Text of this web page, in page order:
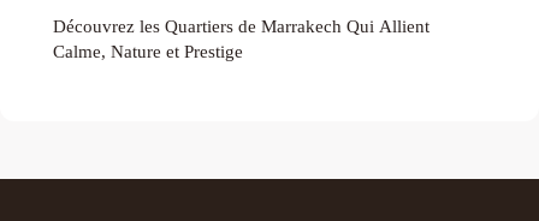
Découvrez les Quartiers de Marrakech Qui Allient
Calme, Nature et Prestige